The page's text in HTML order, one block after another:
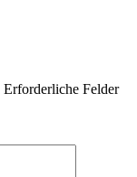
Erforderliche Felder